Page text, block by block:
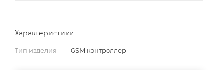
Характеристики
Тип изделия — GSM контроллер